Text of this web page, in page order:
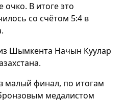
очко. В итоге это
со счётом 5:4 в
Шымкента Начын Куулар
малый финал, по итогам
медалистом